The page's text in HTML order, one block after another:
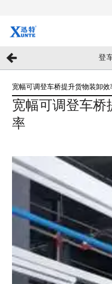
登
宽幅可调登车桥提升货物装卸效
宽幅可调登车桥
率